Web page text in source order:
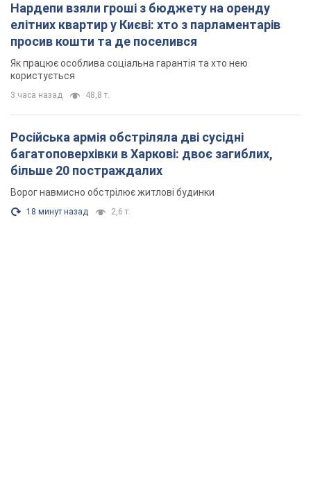
Нардепи взяли гроші з бюджету на оренду
елітних квартир у Києві: хто з парламентарів
просив кошти та де поселився
Як працює особлива соціальна гарантія та хто нею
користується
3 часа назад 48,8 т.
Російська армія обстріляла дві сусідні
багатоповерхівки в Харкові: двоє загиблих,
більше 20 постраждалих
Ворог навмисно обстрілює житлові будинки
18 минут назад 2,6 т.